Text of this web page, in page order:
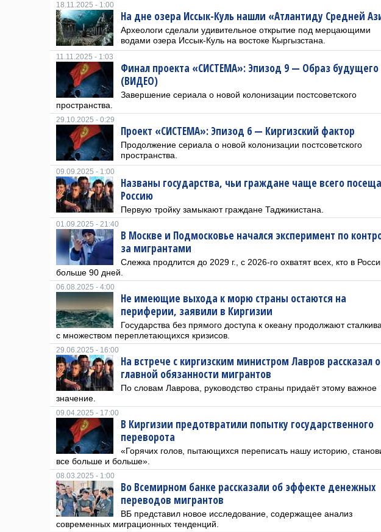
18.11.2025 - 1:00
На дне озера Иссык-Куль нашли «Атлантиду Средней
Археологи сделали удивительное открытие под мерцающими
водами озера Иссык-Куль на востоке Кыргызстана.
11.11.2025 - 1:03
Финал проекта «СИСТЕМА»: Эпизод 9 — Образ будущего
(ВИДЕО)
Завершение сериала о новой колонизации постсоветского
пространства.
29.10.2025 - 0:29
Проект «СИСТЕМА»: Эпизод 6 — Киргизский фактор
Продолжение сериала о новой колонизации постсоветского
пространства.
09.09.2025 - 1:00
Названы государства, чьи граждане чаще всего
Россию
Первую тройку замыкают граждане Таджикистана.
01.09.2025 - 21:40
В Москве и Подмосковье начался эксперимент по
за мигрантами
Слежка продлится до 2029 г., с 2026-го охватят всех, кто в
больше 90 дней.
06.08.2025 - 4:00
Не имеющие выхода к морю страны остаются на
периферии, заявили в Киргизии
Государства без прямого доступа к океану продолжают
с множеством переплетающихся кризисов.
29.06.2025 - 16:00
На встрече с киргизским министром Лавров рассказал о
главной обязанности мигрантов
По словам Лаврова, руководство страны придаёт этому важное
значение.
09.04.2025 - 17:00
В Киргизии предотвратили попытку государственного
переворота
«Горячих голов, пытающихся переписать нашу историю,
все больше и больше».
08.03.2025 - 1:00
Во Всемирном банке рассказали об эффекте денежных
переводов мигрантов
ВБ представил новое исследование, содержащее анализ
современных миграционных тенденций.